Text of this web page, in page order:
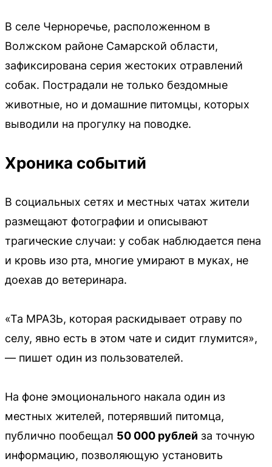
В селе Черноречье, расположенном в
Волжском районе Самарской области,
зафиксирована серия жестоких отравлений
собак. Пострадали не только бездомные
животные, но и домашние питомцы, которых
выводили на прогулку на поводке.
Хроника событий
В социальных сетях и местных чатах жители
размещают фотографии и описывают
трагические случаи: у собак наблюдается пена
и кровь изо рта, многие умирают в муках, не
доехав до ветеринара.
«Та МРАЗЬ, которая раскидывает отраву по
селу, явно есть в этом чате и сидит глумится»,
— пишет один из пользователей.
На фоне эмоционального накала один из
местных жителей, потерявший питомца,
публично пообещал 50 000 рублей за точную
информацию, позволяющую установить